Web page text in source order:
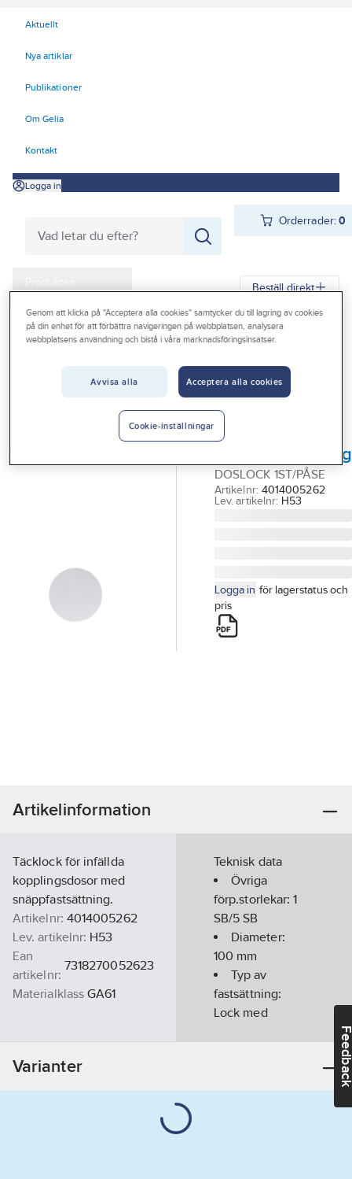
Aktuellt
Nya artiklar
Publikationer
Om Gelia
Kontakt
Logga in
Orderrader:0
Produkter
Kampanjer
Outlet
Beställ direkt
Gelia Produkter Gelia El
Installationsmateriel
Doslock för
kopplingsdosa,
snäppfastsättning
DOSLOCK 1ST/PÅSE
Artikelnr: 4014005262
Lev. artikelnr: H53
Logga in för lagerstatus och
pris
Artikelinformation
Täcklock för infällda
kopplingsdosor med
snäppfastsättning.
Artikelnr: 4014005262
Lev. artikelnr: H53
Ean
artikelnr:
7318270052623
Materialklass GA61
Teknisk data
Övriga
förp.storlekar:1
SB/5 SB
Diameter:
100 mm
Typ av
fastsättning:
Lock med
Varianter
Genom att klicka på "Acceptera alla cookies" samtycker du till lagring av cookies
på din enhet för att förbättra navigeringen på webbplatsen, analysera
webbplatsens användning och bistå i våra marknadsföringsinsatser.
Avvisa alla Acceptera alla cookies
Cookie-inställningar